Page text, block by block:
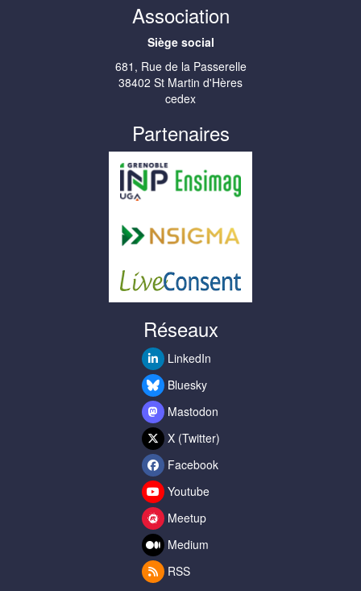
Association
Siège social
681, Rue de la Passerelle
38402 St Martin d'Hères
cedex
Partenaires
Réseaux
LinkedIn
Bluesky
Mastodon
X (Twitter)
Facebook
Youtube
Meetup
Medium
RSS